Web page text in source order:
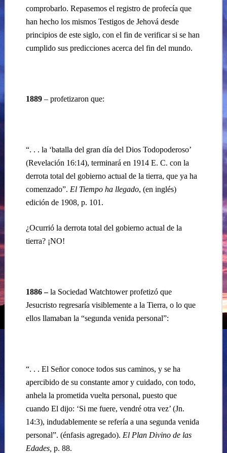
comprobarlo. Repasemos el registro de profecía que
han hecho los mismos Testigos de Jehová desde
principios de este siglo, con el fin de verificar si se han
cumplido sus predicciones acerca del fin del mundo.
1889– profetizaron que:
“. . . la ‘batalla del gran día del Dios Todopoderoso’
(Revelación 16:14), terminará en 1914 E. C. con la
derrota total del gobierno actual de la tierra, que ya ha
comenzado”. El Tiempo ha llegado, (en inglés)
edición de 1908, p. 101.
¿Ocurrió la derrota total del gobierno actual de la
tierra? ¡NO!
1886 –la Sociedad Watchtower profetizó que
Jesucristo regresaría visiblemente a la Tierra, o lo que
ellos llamaban la “segunda venida personal”:
“. . . El Señor conoce todos sus caminos, y se ha
apercibido de su constante amor y cuidado, con todo,
anhela la prometida vuelta personal, puesto que
cuando El dijo: ‘Si me fuere, vendré otra vez’ (Jn.
14:3), indudablemente se refería a una segunda venida
personal”. (énfasis agregado). El Plan Divino de las
Edades, p. 88.